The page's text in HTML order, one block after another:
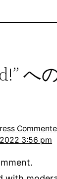
へ
3:56 pm